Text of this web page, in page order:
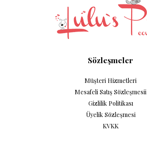
Sözleşmeler
Müşteri Hizmetleri
Mesafeli Satış Sözleşmesii
Gizlilik Politikası
Üyelik Sözleşmesi
KVKK